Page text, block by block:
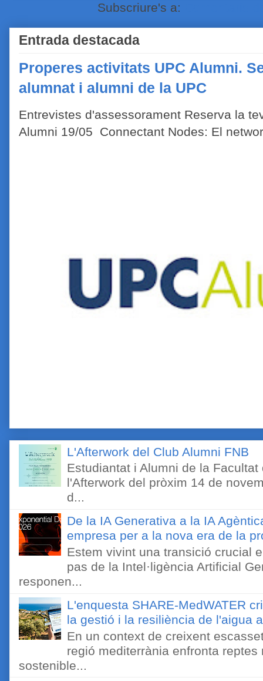
Subscriure's a:
Entrada destacada
Properes activitats UPC Alumni.
alumnat i alumni de la UPC
Entrevistes d'assessorament Reserva la
Alumni 19/05 Connectant Nodes: El
L'Afterwork del Club Alumni FNB
Estudiantat i Alumni de la
l'Afterwork del pròxim 14 de
d...
De la IA Generativa a la IA
empresa per a la nova era de la
Estem vivint una transició crucial
pas de la Intel·ligència Artificial
responen...
L'enquesta SHARE-MedWATER
la gestió i la resiliència de l'aigua
En un context de creixent
regió mediterrània enfronta
sostenible...